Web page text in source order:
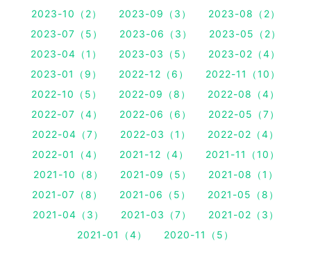
2023-10（2）
2023-09（3）
2023-08（2）
2023-07（5）
2023-06（3）
2023-05（2）
2023-04（1）
2023-03（5）
2023-02（4）
2023-01（9）
2022-12（6）
2022-11（10）
2022-10（5）
2022-09（8）
2022-08（4）
2022-07（4）
2022-06（6）
2022-05（7）
2022-04（7）
2022-03（1）
2022-02（4）
2022-01（4）
2021-12（4）
2021-11（10）
2021-10（8）
2021-09（5）
2021-08（1）
2021-07（8）
2021-06（5）
2021-05（8）
2021-04（3）
2021-03（7）
2021-02（3）
2021-01（4）
2020-11（5）